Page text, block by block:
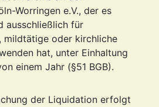
Worringen e.V., der es
ausschließlich für
mildtätige oder kirchliche
hat, unter Einhaltung
einem Jahr (§51 BGB).
der Liquidation erfolgt